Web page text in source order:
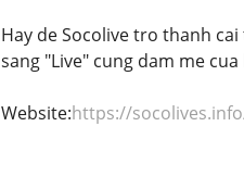
Hay de Socolive tro thanh
sang "Live" cung dam me cua
Website:https://